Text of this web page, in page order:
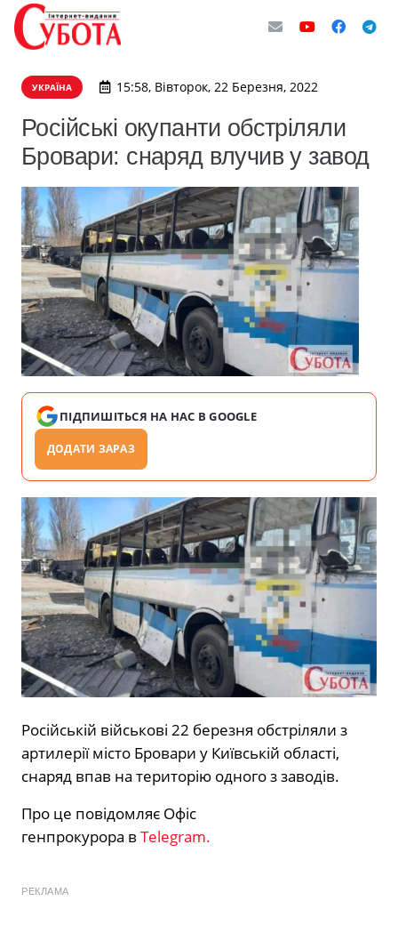
УКРАЇНА 15:58, Вівторок, 22 Березня, 2022
Російські окупанти обстріляли
Бровари: снаряд влучив у завод
ПІДПИШІТЬСЯ НА НАС В GOOGLE
ДОДАТИ ЗАРАЗ
Російській військові 22 березня обстріляли з
артилерії місто Бровари у Київській області,
снаряд впав на територію одного з заводів.
Про це повідомляє Офіс
генпрокурора в Telegram.
РЕКЛАМА